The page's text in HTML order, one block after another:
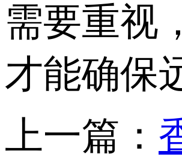
需要重视
才能确保
上一篇：